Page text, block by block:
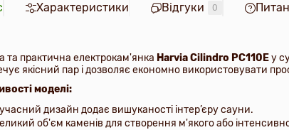
Характеристики Відгуки 0
та практична електрокам'янка Harvia Cilindro PC110Eу
якісний пар і дозволяє економно використовувати
моделі:
дизайн додає вишуканості інтер’єру сауни.
об'єм каменів для створення м'якого або